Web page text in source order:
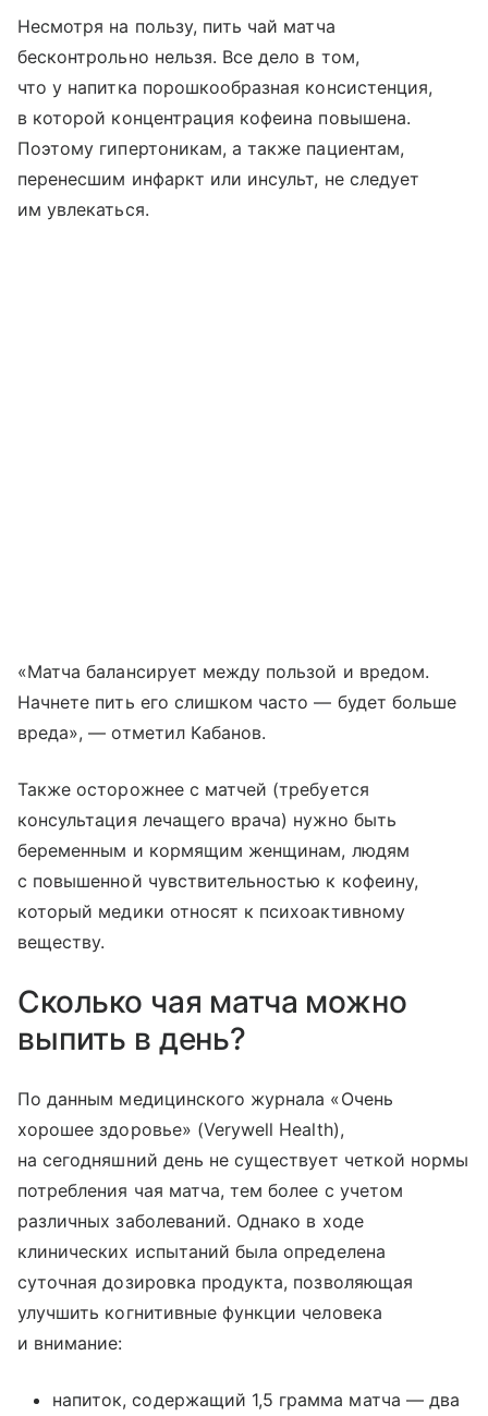
Несмотря на пользу, пить чай матча
бесконтрольно нельзя. Все дело в том,
что у напитка порошкообразная консистенция,
в которой концентрация кофеина повышена.
Поэтому гипертоникам, а также пациентам,
перенесшим инфаркт или инсульт, не следует
им увлекаться.
«Матча балансирует между пользой и вредом.
Начнете пить его слишком часто — будет больше
вреда», — отметил Кабанов.
Также осторожнее с матчей (требуется
консультация лечащего врача) нужно быть
беременным и кормящим женщинам, людям
с повышенной чувствительностью к кофеину,
который медики относят к психоактивному
веществу.
Сколько чая матча можно
выпить в день?
По данным медицинского журнала «Очень
хорошее здоровье» (Verywell Health),
на сегодняшний день не существует четкой нормы
потребления чая матча, тем более с учетом
различных заболеваний. Однако в ходе
клинических испытаний была определена
суточная дозировка продукта, позволяющая
улучшить когнитивные функции человека
и внимание:
напиток, содержащий 1,5 грамма матча — два